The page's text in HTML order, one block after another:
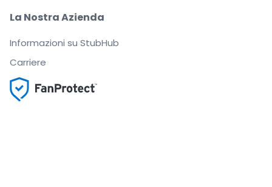
La Nostra Azienda
Informazioni su StubHub
Carriere